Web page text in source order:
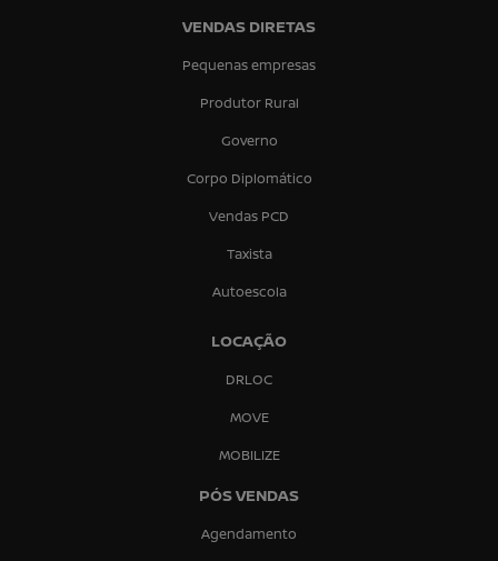
VENDAS DIRETAS
Pequenas empresas
Produtor Rural
Governo
Corpo Diplomático
Vendas PCD
Taxista
Autoescola
LOCAÇÃO
DRLOC
MOVE
MOBILIZE
PÓS VENDAS
Agendamento